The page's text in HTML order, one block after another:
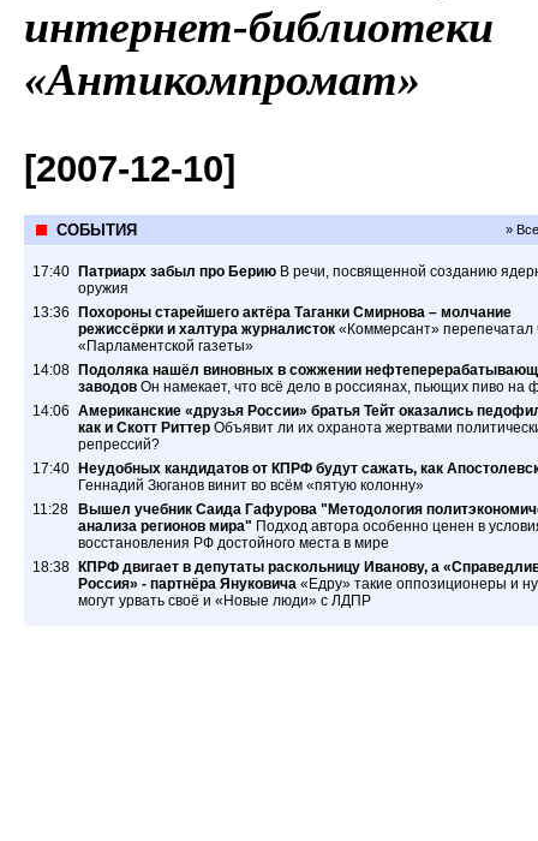
интернет-библиотеки
«Антикомпромат»
[2007-12-10]
СОБЫТИЯ »
17:40 Патриарх забыл про Берию В речи, посвященной созданию
оружия
13:36
Похороны старейшего актёра Таганки Смирнова – молчание
режиссёрки и халтура журналисток «Коммерсант» перепечатал
«Парламентской газеты»
14:08
Подоляка нашёл виновных в сожжении
заводов Он намекает, что всё дело в россиянах, пьющих пиво на
14:06 Американские «друзья России» братья Тейт оказались
как и Скотт Риттер Объявит ли их охранота жертвами
репрессий?
17:40
Неудобных кандидатов от КПРФ будут сажать, как
Геннадий Зюганов винит во всём «пятую колонну»
11:28
Вышел учебник Саида Гафурова "Методология
анализа регионов мира" Подход автора особенно ценен в
восстановления РФ достойного места в мире
18:38
КПРФ двигает в депутаты раскольницу Иванову, а
Россия» - партнёра Януковича «Едру» такие оппозиционеры и
могут урвать своё и «Новые люди» с ЛДПР